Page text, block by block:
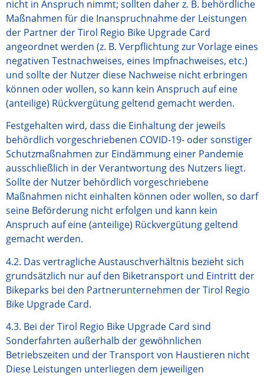
nicht in Anspruch nimmt; sollten daher z. B. behördliche
Maßnahmen für die Inanspruchnahme der Leistungen
der Partner der Tirol Regio Bike Upgrade Card
angeordnet werden (z. B. Verpflichtung zur Vorlage eines
negativen Testnachweises, eines Impfnachweises, etc.)
und sollte der Nutzer diese Nachweise nicht erbringen
können oder wollen, so kann kein Anspruch auf eine
(anteilige) Rückvergütung geltend gemacht werden.
Festgehalten wird, dass die Einhaltung der jeweils
behördlich vorgeschriebenen COVID-19- oder sonstiger
Schutzmaßnahmen zur Eindämmung einer Pandemie
ausschließlich in der Verantwortung des Nutzers liegt.
Sollte der Nutzer behördlich vorgeschriebene
Maßnahmen nicht einhalten können oder wollen, so darf
seine Beförderung nicht erfolgen und kann kein
Anspruch auf eine (anteilige) Rückvergütung geltend
gemacht werden.
4.2. Das vertragliche Austauschverhältnis bezieht sich
grundsätzlich nur auf den Biketransport und Eintritt der
Bikeparks bei den Partnerunternehmen der Tirol Regio
Bike Upgrade Card.
4.3. Bei der Tirol Regio Bike Upgrade Card sind
Sonderfahrten außerhalb der gewöhnlichen
Betriebszeiten und der Transport von Haustieren nicht
Diese Leistungen unterliegen dem jeweiligen